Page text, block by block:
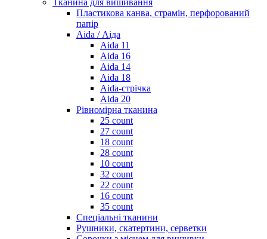
Пластикова канва, страмін, перфорований
папір
Aida / Аіда
Aida 11
Aida 16
Aida 14
Aida 18
Aida-стрічка
Aida 20
Рівномірна тканина
25 count
27 count
18 count
28 count
10 count
32 count
22 count
16 count
35 count
Спеціальні тканини
Рушники, скатертини, серветки